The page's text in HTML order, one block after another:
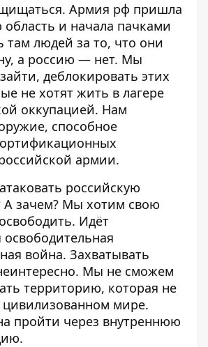
Армия рф пришла
область и начала пачками
там людей за то, что они
а россию — нет. Мы
деблокировать этих
не хотят жить в лагере
оккупацией. Нам
способное
армии.
российскую
А зачем? Мы хотим свою
Идёт
освободительная
война. Захватывать
Мы не сможем
территорию, которая не
мире.
пройти через внутреннюю